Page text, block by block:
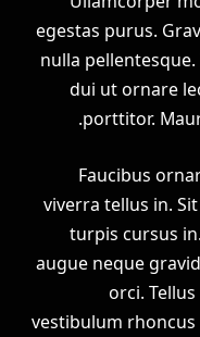
egestas purus.
nulla
dui ut ornare
porttitor.
Faucibus
viverra tellus in.
turpis cursus
augue neque
orci.
vestibulum